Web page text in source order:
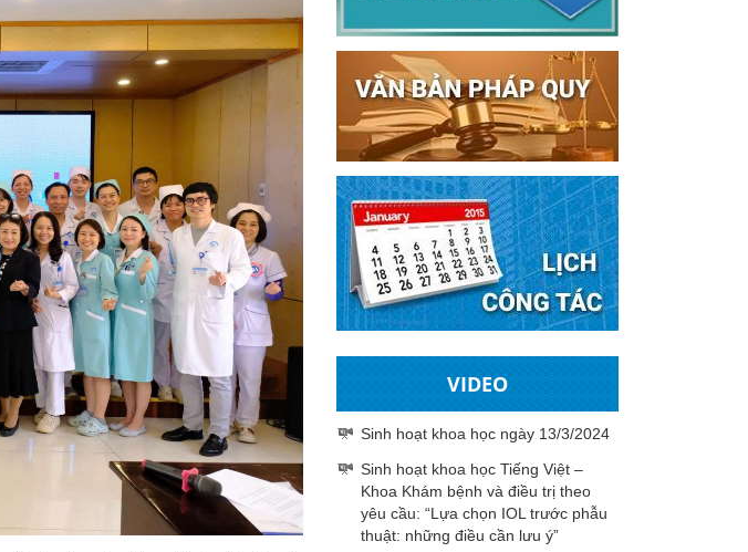
VIDEO
Sinh hoạt khoa học ngày 13/3/2024
Sinh hoạt khoa học Tiếng Việt –
Khoa Khám bệnh và điều trị theo
yêu cầu: “Lựa chọn IOL trước phẫu
thuật: những điều cần lưu ý”